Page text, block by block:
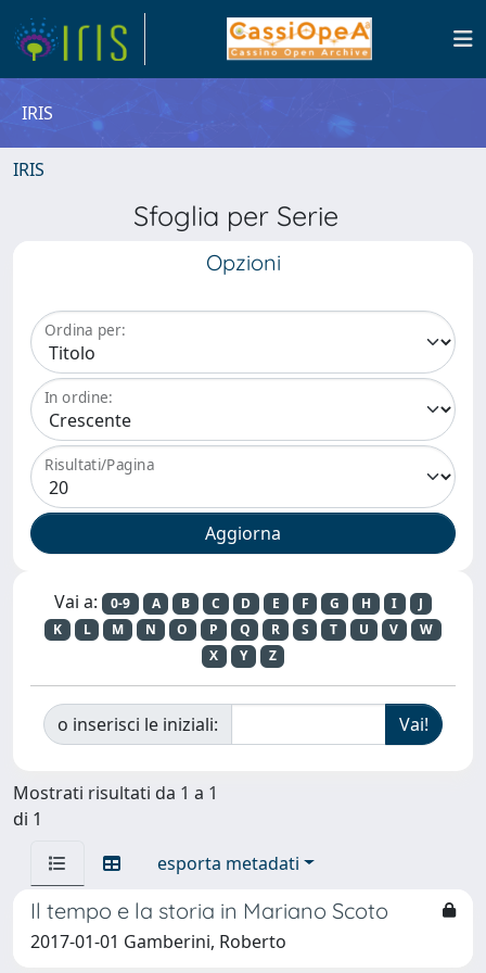
IRIS
IRIS
Sfoglia per Serie
Opzioni
Ordina per:
In ordine:
Risultati/Pagina
Vai a: 0-9 A B C D E F G H I
J
K
L M N O P Q R S T U V
W
X
Y Z
o inserisci le iniziali:
Mostrati risultati da 1 a 1
di 1
esporta metadati
Il tempo e la storia in Mariano Scoto
2017-01-01 Gamberini, Roberto